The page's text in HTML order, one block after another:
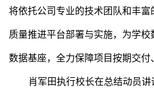
将依托公司专业的技术团队和丰
质量推进平台部署与实施，为学
数据基座，全力保障项目按期交付
肖军田执行校长在总结动员